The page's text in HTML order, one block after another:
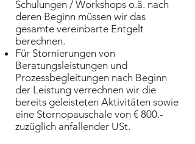
Schulungen / Workshops o.ä. nach
deren Beginn müssen wir das
gesamte vereinbarte Entgelt
berechnen.
Für Stornierungen von
Beratungsleistungen und
Prozessbegleitungen nach Beginn
der Leistung verrechnen wir die
bereits geleisteten Aktivitäten sowie
eine Stornopauschale von € 800.-
zuzüglich anfallender USt.